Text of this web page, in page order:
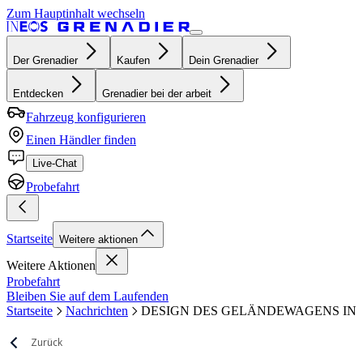
Zum Hauptinhalt wechseln
Der Grenadier Kaufen Dein Grenadier
Entdecken Grenadier bei der arbeit
Fahrzeug konfigurieren
Einen Händler finden
Live-Chat
Probefahrt
Startseite Weitere aktionen
Weitere Aktionen
Probefahrt
Bleiben Sie auf dem Laufenden
Startseite
Nachrichten DESIGN DES GELÄNDEWAGENS
Zurück